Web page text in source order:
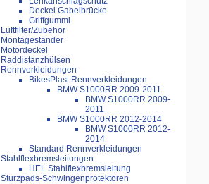
Deckel Gabelbrücke
Griffgummi
Luftfilter/Zubehör
Montageständer
Motordeckel
Raddistanzhülsen
Rennverkleidungen
BikesPlast Rennverkleidungen
BMW S1000RR 2009-2011
BMW S1000RR 2009-
2011
BMW S1000RR 2012-2014
BMW S1000RR 2012-
2014
Standard Rennverkleidungen
Stahlflexbremsleitungen
HEL Stahlflexbremsleitung
Sturzpads-Schwingenprotektoren